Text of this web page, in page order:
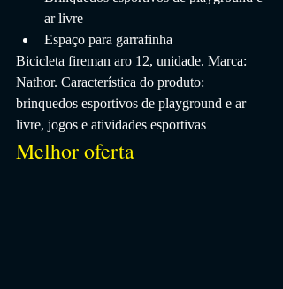
ar livre
Espaço para garrafinha
Bicicleta fireman aro 12, unidade. Marca:
Nathor. Característica do produto:
brinquedos esportivos de playground e ar
livre, jogos e atividades esportivas
Melhor oferta